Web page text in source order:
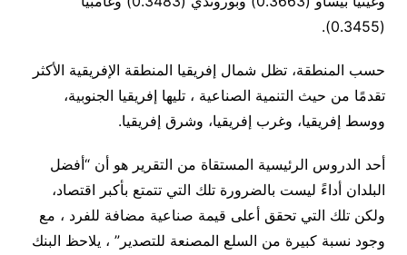
(0.3455).
حسب المنطقة، تظل شمال إفريقيا المنطقة الإفريقية الأكثر
تقدمًا من حيث التنمية الصناعية ، تليها إفريقيا الجنوبية،
ووسط إفريقيا، وغرب إفريقيا، وشرق إفريقيا.
أحد الدروس الرئيسية المستقاة من التقرير هو أن “أفضل
البلدان أداءً ليست بالضرورة تلك التي تتمتع بأكبر اقتصاد،
ولكن تلك التي تحقق أعلى قيمة صناعية مضافة للفرد ، مع
وجود نسبة كبيرة من السلع المصنعة للتصدير” ، يلاحظ البنك